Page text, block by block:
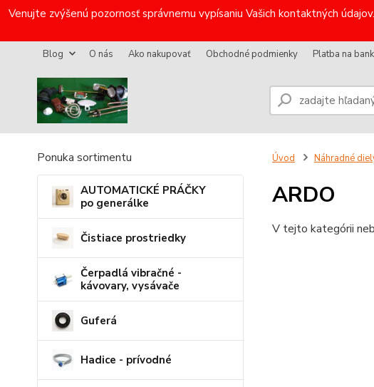
Venujte zvýšenú pozornosť správnemu vypísaniu Vašich kontaktných
Blog O nás Ako nakupovať Obchodné podmienky Platba na
Ponuka sortimentu
AUTOMATICKÉ PRÁČKY
po generálke
Čistiace prostriedky
Čerpadlá vibračné -
kávovary, vysávače
Guferá
Hadice - prívodné
Úvod Náhradné
ARDO
V tejto kategórii